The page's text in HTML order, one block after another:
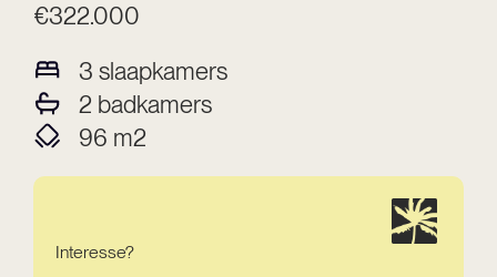
€322.000
3 slaapkamers
2 badkamers
96 m2
Interesse?